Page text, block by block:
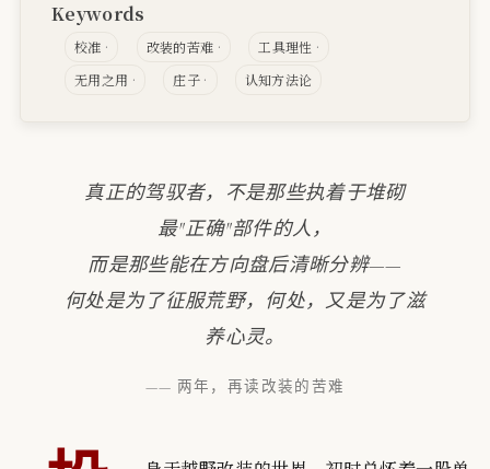
Keywords
校准 改装的苦难
工具理性
无用之用
庄子 认知方法论
真正的驾驭者，不是那些执着于堆砌
最"正确"部件的人，
而是那些能在方向盘后清晰分辨——
何处是为了征服荒野，何处，又是为了滋
养心灵。
—— 两年，再读改装的苦难